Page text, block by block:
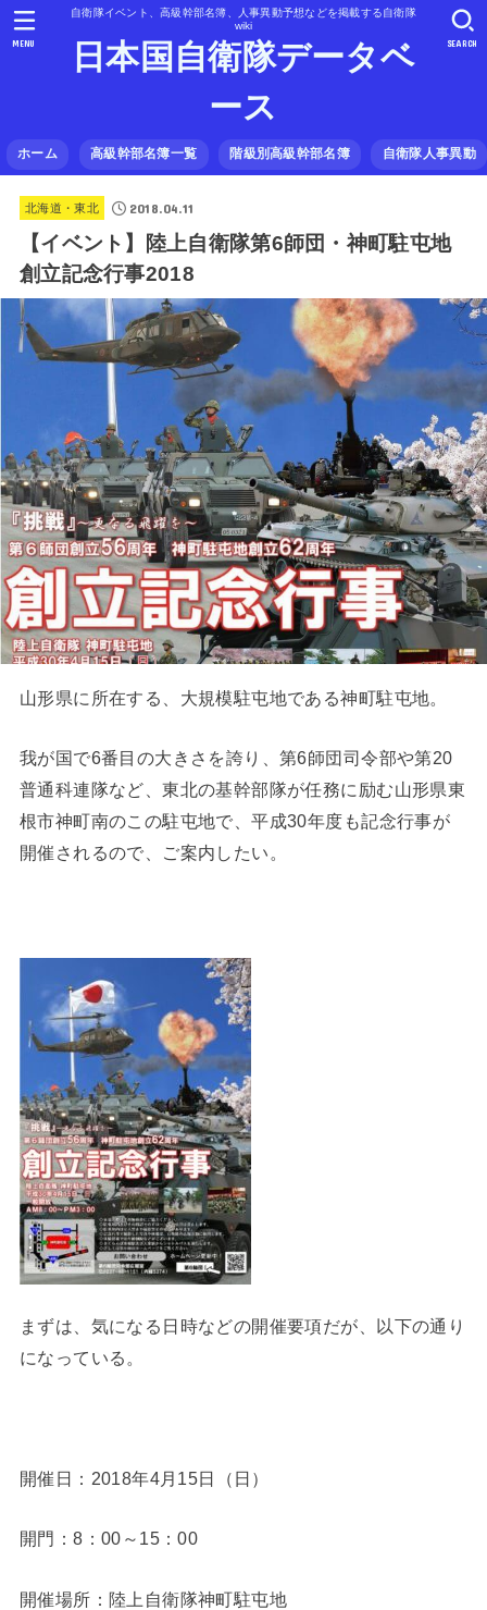
自衛隊イベント、高級幹部名簿、人事異動予想などを掲載する自衛隊
wiki
日本国自衛隊データベ
ース
ホーム 高級幹部名簿一覧 階級別高級幹部名簿 自衛隊人事異動
SEARCH
MENU
北海道・東北 2018.04.11
【イベント】陸上自衛隊第6師団・神町駐屯地
創立記念行事2018
山形県に所在する、大規模駐屯地である神町駐屯地。
我が国で6番目の大きさを誇り、第6師団司令部や第20
普通科連隊など、東北の基幹部隊が任務に励む山形県東
根市神町南のこの駐屯地で、平成30年度も記念行事が
開催されるので、ご案内したい。
まずは、気になる日時などの開催要項だが、以下の通り
になっている。
開催日：2018年4月15日（日）
開門：8：00～15：00
開催場所：陸上自衛隊神町駐屯地